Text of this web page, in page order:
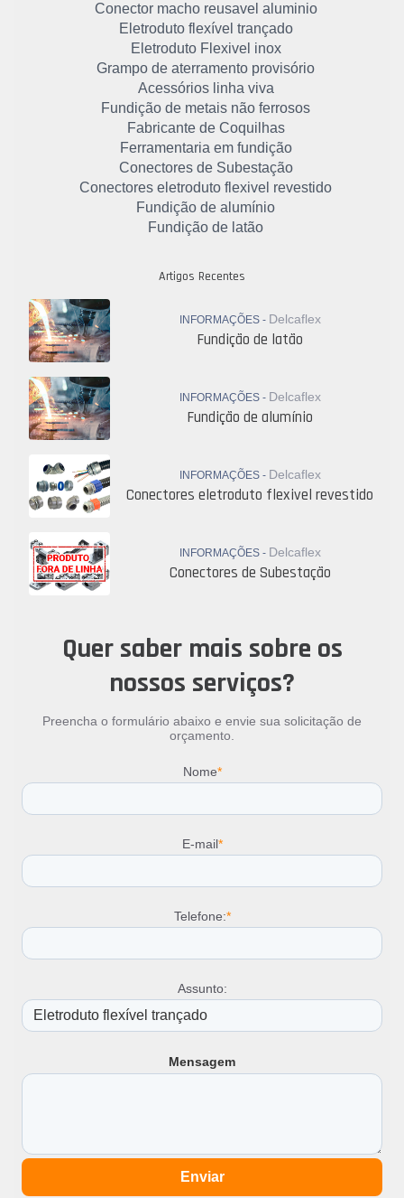
Conector macho reusavel aluminio
Eletroduto flexível trançado
Eletroduto Flexivel inox
Grampo de aterramento provisório
Acessórios linha viva
Fundição de metais não ferrosos
Fabricante de Coquilhas
Ferramentaria em fundição
Conectores de Subestação
Conectores eletroduto flexivel revestido
Fundição de alumínio
Fundição de latão
Artigos Recentes
INFORMAÇÕES - Delcaflex
Fundição de latão
INFORMAÇÕES - Delcaflex
Fundição de alumínio
INFORMAÇÕES - Delcaflex
Conectores eletroduto flexivel revestido
INFORMAÇÕES - Delcaflex
Conectores de Subestação
Quer saber mais sobre os
nossos serviços?
Preencha o formulário abaixo e envie sua solicitação de
orçamento.
Nome*
E-mail*
Telefone:*
Assunto:
Mensagem
Enviar